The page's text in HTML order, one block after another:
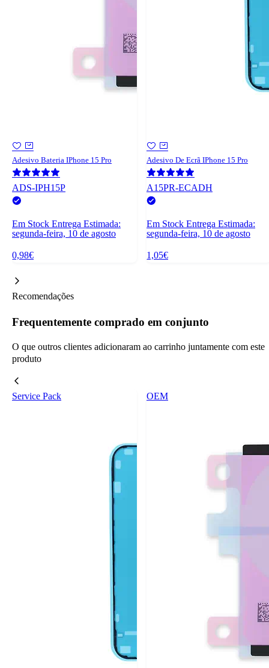
Adesivo Bateria IPhone 15 Pro
ADS-IPH15P
Em Stock Entrega Estimada:
segunda-feira, 10 de agosto
0,98€
Adesivo De Ecrã IPhone 15 Pro
A15PR-ECADH
Em Stock Entrega Estimada:
segunda-feira, 10 de agosto
1,05€
Recomendações
Frequentemente comprado em conjunto
O que outros clientes adicionaram ao carrinho juntamente com este
produto
Service Pack OEM